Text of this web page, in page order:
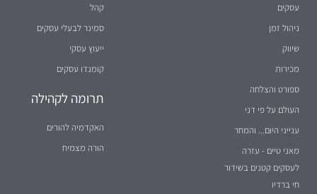
עסקים
ניהול זמן
שיווק
מכירות
ספורט והצלחה
העולם על פי דני
ענייני היום... והמחר
מאני טיים - עזרה
לעסקים קטנים בשידור
חי ברדיו
קהל
סמינר לבעלי עסקים
ייעוץ עסקי
קומנדו עסקים
תרומה לקהילה
האקדמיה להורים
הורה מצמיח